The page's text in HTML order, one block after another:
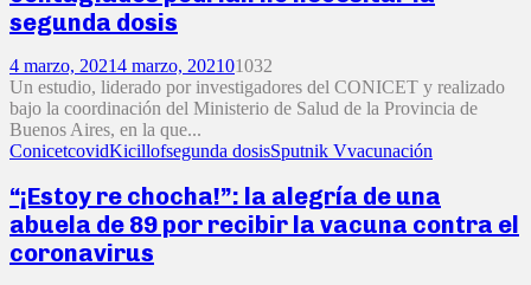
segunda dosis
4 marzo, 20214 marzo, 202101032
Un estudio, liderado por investigadores del CONICET y realizado
bajo la coordinación del Ministerio de Salud de la Provincia de
Buenos Aires, en la que...
ConicetcovidKicillofsegunda dosisSputnik Vvacunación
“¡Estoy re chocha!”: la alegría de una
abuela de 89 por recibir la vacuna contra el
coronavirus